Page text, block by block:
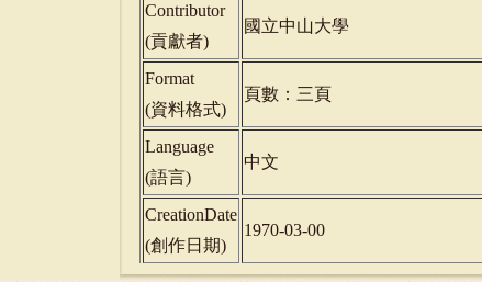
Contributor
(貢獻者)
國立中山大學
Format
(資料格式)
頁數：三頁
Language
(語言)
中文
CreationDate
(創作日期)
1970-03-00